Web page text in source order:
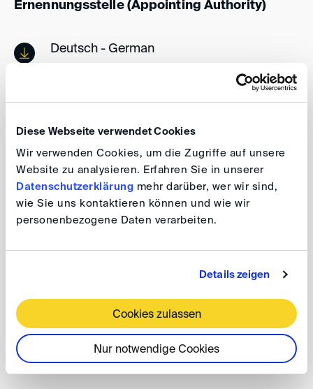
Diese Webseite verwendet Cookies
Wir verwenden Cookies, um die Zugriffe auf unsere
Website zu analysieren. Erfahren Sie in unserer
Datenschutzerklärung mehr darüber, wer wir sind,
wie Sie uns kontaktieren können und wie wir
personenbezogene Daten verarbeiten.
Details zeigen
Cookies zulassen
Nur notwendige Cookies
Ernennungsstelle (Appointing Authority)
Deutsch - German
PDF - 58,7 KB
Ergänzende Regeln für
Streitverkündungen (DIS-ERS)
Deutsch - German
PDF - 133,0 KB